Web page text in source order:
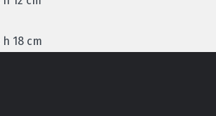
18 cm